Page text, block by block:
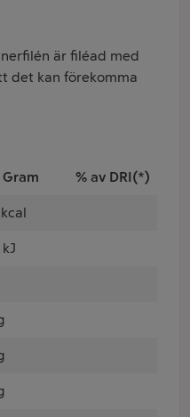
är filéad med
det kan förekomma
Gram % av DRI(*)